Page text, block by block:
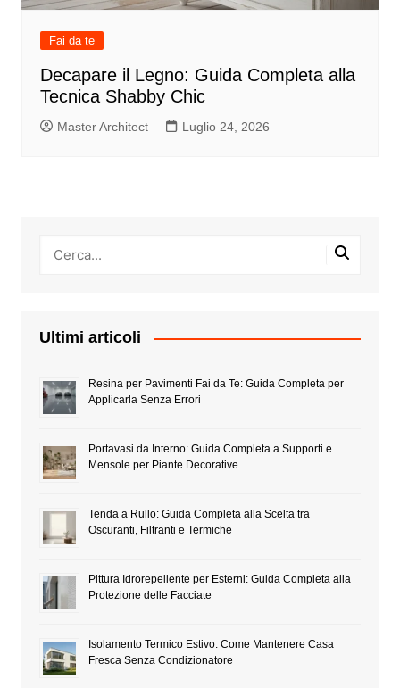
Fai da te
Decapare il Legno: Guida Completa alla
Tecnica Shabby Chic
Master Architect Luglio 24, 2026
Ultimi articoli
Resina per Pavimenti Fai da Te: Guida Completa per
Applicarla Senza Errori
Portavasi da Interno: Guida Completa a Supporti e
Mensole per Piante Decorative
Tenda a Rullo: Guida Completa alla Scelta tra
Oscuranti, Filtranti e Termiche
Pittura Idrorepellente per Esterni: Guida Completa alla
Protezione delle Facciate
Isolamento Termico Estivo: Come Mantenere Casa
Fresca Senza Condizionatore